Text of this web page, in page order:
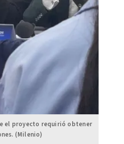
el proyecto requirió obtener
(Milenio)